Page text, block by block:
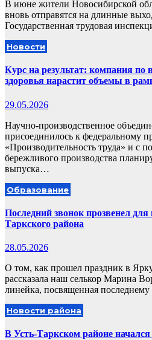
В июне жители Новосибирской
вновь отправятся на длинные
Государственная трудовая
Новости
Курс на результат: компания по
здоровья нарастит объемы в
29.05.2026
Научно-производственное
присоединилось к федеральному
«Производительность труда» и с
бережливого производства
выпуска…
Образование
Последний звонок прозвенел
Таркского района
28.05.2026
О том, как прошел праздник в
рассказала наш селькор Марина
линейка, посвященная
Новости района
В Усть-Таркском районе